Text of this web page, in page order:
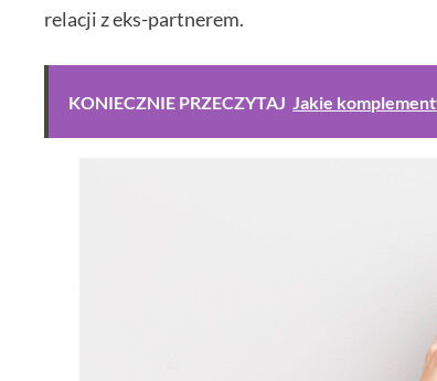
relacji z eks-partnerem.
KONIECZNIE PRZECZYTAJ Jakie